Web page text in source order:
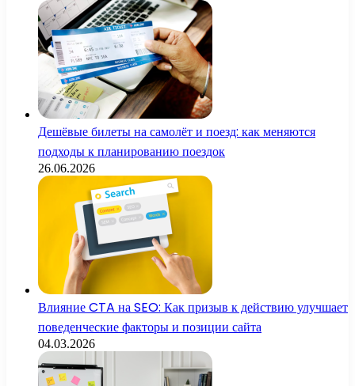
Дешёвые билеты на самолёт и поезд: как меняются
подходы к планированию поездок
26.06.2026
Влияние CTA на SEO: Как призыв к действию улучшает
поведенческие факторы и позиции сайта
04.03.2026